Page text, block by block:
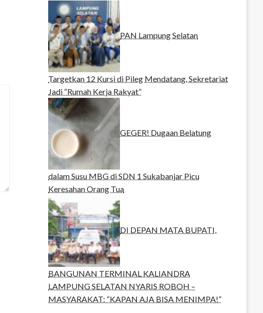
PAN Lampung Selatan
Targetkan 12 Kursi di Pileg Mendatang, Sekretariat
Jadi “Rumah Kerja Rakyat”
GEGER! Dugaan Belatung
dalam Susu MBG di SDN 1 Sukabanjar Picu
Keresahan Orang Tua
DI DEPAN MATA BUPATI,
BANGUNAN TERMINAL KALIANDRA
LAMPUNG SELATAN NYARIS ROBOH –
MASYARAKAT: “KAPAN AJA BISA MENIMPA!”